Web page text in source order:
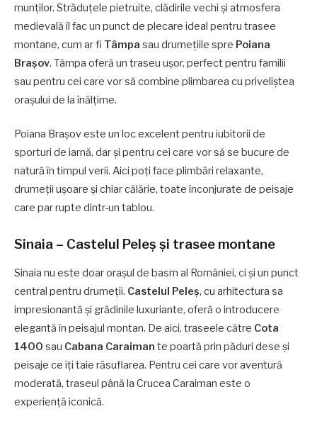
munților. Străduțele pietruite, clădirile vechi și atmosfera
medievală îl fac un punct de plecare ideal pentru trasee
montane, cum ar fi Tâmpa sau drumețiile spre Poiana
Brașov. Tâmpa oferă un traseu ușor, perfect pentru familii
sau pentru cei care vor să combine plimbarea cu priveliștea
orașului de la înălțime.
Poiana Brașov este un loc excelent pentru iubitorii de
sporturi de iarnă, dar și pentru cei care vor să se bucure de
natură în timpul verii. Aici poți face plimbări relaxante,
drumeții ușoare și chiar călărie, toate înconjurate de peisaje
care par rupte dintr-un tablou.
Sinaia – Castelul Peleș și trasee montane
Sinaia nu este doar orașul de basm al României, ci și un punct
central pentru drumeții. Castelul Peleș, cu arhitectura sa
impresionantă și grădinile luxuriante, oferă o introducere
elegantă în peisajul montan. De aici, traseele către Cota
1400 sau Cabana Caraiman te poartă prin păduri dese și
peisaje ce îți taie răsuflarea. Pentru cei care vor aventură
moderată, traseul până la Crucea Caraiman este o
experiență iconică.